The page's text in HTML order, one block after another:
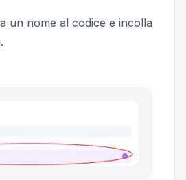
un nome al codice e incolla